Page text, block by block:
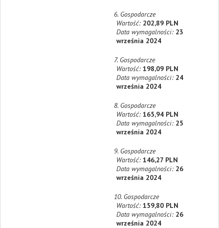
6. Gospodarcze
Wartość: 202,89 PLN
Data wymagalności: 23
września 2024
7. Gospodarcze
Wartość:198,09 PLN
Data wymagalności: 24
września 2024
8. Gospodarcze
Wartość:165,94 PLN
Data wymagalności: 25
września 2024
9. Gospodarcze
Wartość:146,27 PLN
Data wymagalności: 26
września 2024
10. Gospodarcze
Wartość:159,80 PLN
Data wymagalności: 26
września 2024